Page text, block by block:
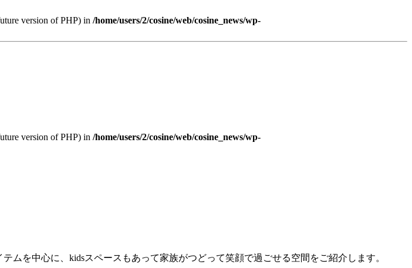
version of PHP) in /home/users/2/cosine/web/cosine_news/wp-
version of PHP) in /home/users/2/cosine/web/cosine_news/wp-
テムを中心に、kidsスペースもあって家族がつどって笑顔で過ごせる空間をご紹介します。